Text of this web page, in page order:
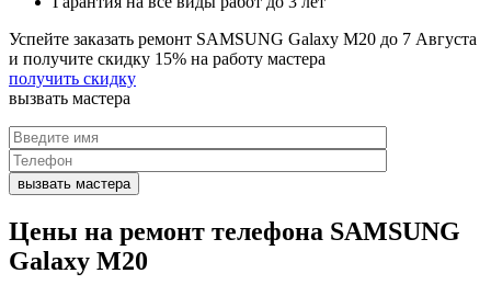
Успейте заказать ремонт SAMSUNG Galaxy M20 до 7 Августа
и получите скидку 15% на работу мастера
получить скидку
вызвать мастера
Цены на ремонт телефона SAMSUNG
Galaxy M20